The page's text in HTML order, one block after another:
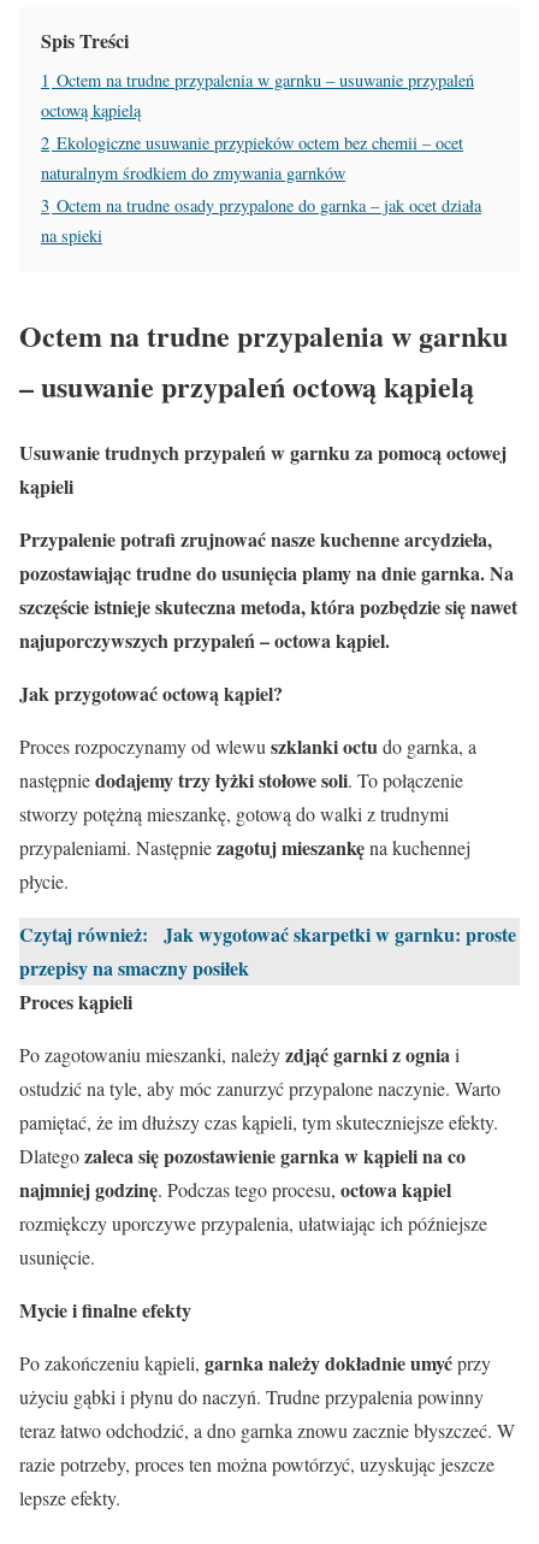
Spis Treści
1 Octem na trudne przypalenia w garnku – usuwanie przypaleń
octową kąpielą
2 Ekologiczne usuwanie przypieków octem bez chemii – ocet
naturalnym środkiem do zmywania garnków
3 Octem na trudne osady przypalone do garnka – jak ocet działa
na spieki
Octem na trudne przypalenia w garnku
– usuwanie przypaleń octową kąpielą
Usuwanie trudnych przypaleń w garnku za pomocą octowej
kąpieli
Przypalenie potrafi zrujnować nasze kuchenne arcydzieła,
pozostawiając trudne do usunięcia plamy na dnie garnka. Na
szczęście istnieje skuteczna metoda, która pozbędzie się nawet
najuporczywszych przypaleń – octowa kąpiel.
Jak przygotować octową kąpiel?
Proces rozpoczynamy od wlewu szklanki octudo garnka, a
następniedodajemy trzy łyżki stołowe soli. To połączenie
stworzy potężną mieszankę, gotową do walki z trudnymi
przypaleniami. Następniezagotuj mieszankęna kuchennej
płycie.
Czytaj również:
Jak wygotować skarpetki w garnku: proste
przepisy na smaczny posiłek
Proces kąpieli
Po zagotowaniu mieszanki, należyzdjąć garnki z ogniai
ostudzić na tyle, aby móc zanurzyć przypalone naczynie. Warto
pamiętać, że im dłuższy czas kąpieli, tym skuteczniejsze efekty.
Dlategozaleca się pozostawienie garnka w kąpieli na co
najmniej godzinę. Podczas tego procesu, octowa kąpiel
rozmiękczy uporczywe przypalenia, ułatwiając ich późniejsze
usunięcie.
Mycie i finalne efekty
Po zakończeniu kąpieli, garnka należy dokładnie umyćprzy
użyciu gąbki i płynu do naczyń. Trudne przypalenia powinny
teraz łatwo odchodzić, a dno garnka znowu zacznie błyszczeć. W
razie potrzeby, proces ten można powtórzyć, uzyskując jeszcze
lepsze efekty.